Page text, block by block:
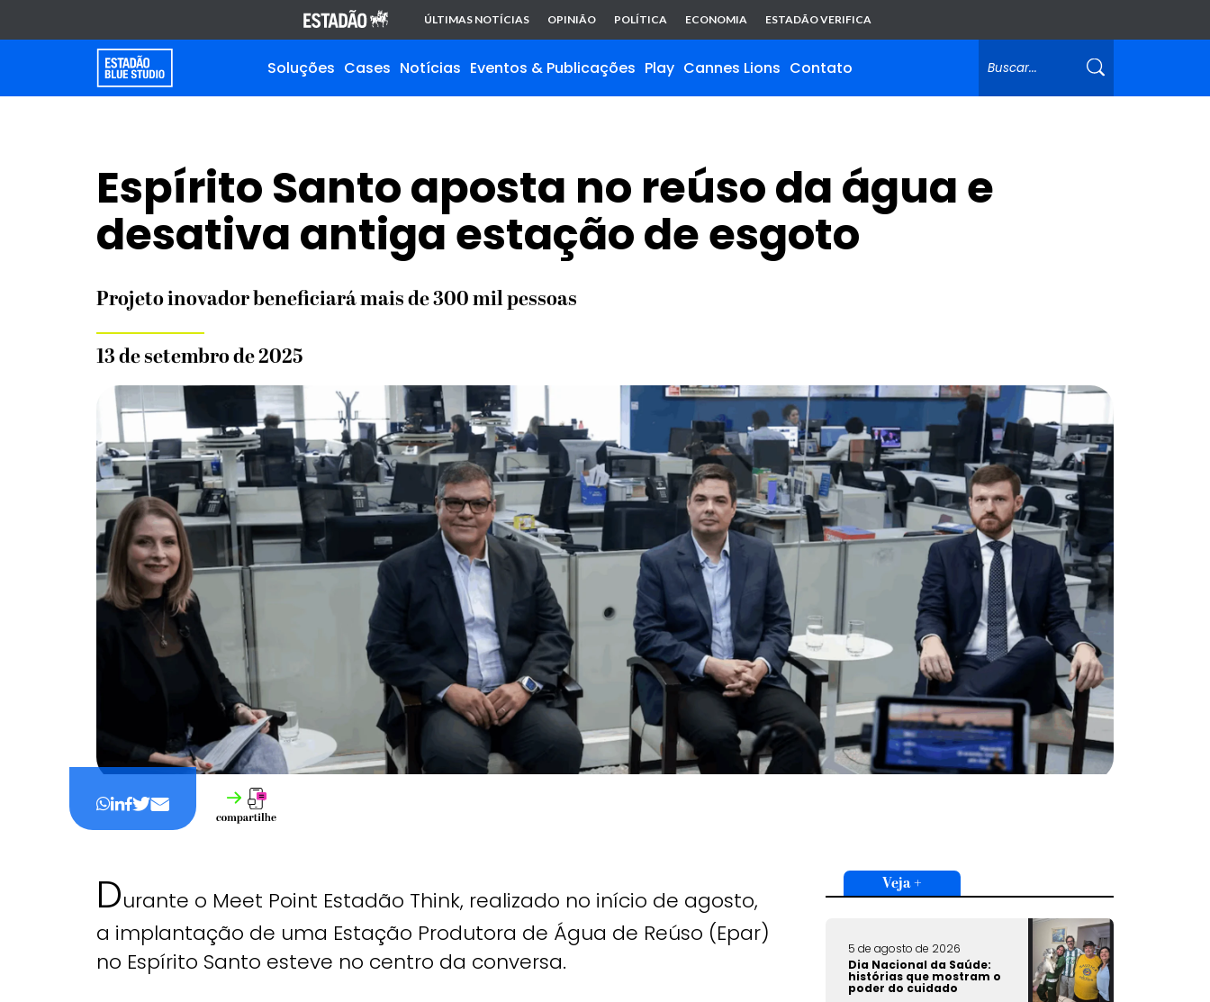
ÚLTIMAS NOTÍCIAS OPINIÃO POLÍTICA ECONOMIA ESTADÃO VERIFICA
Soluções Cases Notícias Eventos & Publicações Play Cannes Lions Contato
Espírito Santo aposta no reúso da água e
desativa antiga estação de esgoto
Projeto inovador beneficiará mais de 300 mil pessoas
13 de setembro de 2025
Durante o Meet Point Estadão Think, realizado no início de agosto,
a implantação de uma Estação Produtora de Água de Reúso (Epar)
no Espírito Santo esteve no centro da conversa.
Veja +
5 de agosto de 2026
Dia Nacional da Saúde:
histórias que mostram o
poder do cuidado